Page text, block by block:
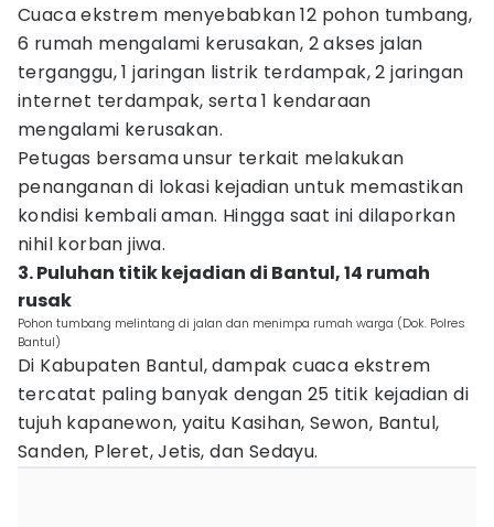
Cuaca ekstrem menyebabkan 12 pohon tumbang,
6 rumah mengalami kerusakan, 2 akses jalan
terganggu, 1 jaringan listrik terdampak, 2 jaringan
internet terdampak, serta 1 kendaraan
mengalami kerusakan.
Petugas bersama unsur terkait melakukan
penanganan di lokasi kejadian untuk memastikan
kondisi kembali aman. Hingga saat ini dilaporkan
nihil korban jiwa.
3. Puluhan titik kejadian di Bantul, 14 rumah
rusak
Pohon tumbang melintang di jalan dan menimpa rumah warga (Dok. Polres
Bantul)
Di Kabupaten Bantul, dampak cuaca ekstrem
tercatat paling banyak dengan 25 titik kejadian di
tujuh kapanewon, yaitu Kasihan, Sewon, Bantul,
Sanden, Pleret, Jetis, dan Sedayu.